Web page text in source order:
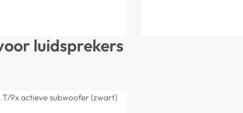
luidsprekers